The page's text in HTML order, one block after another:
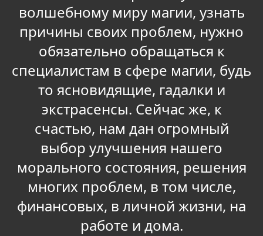
волшебному миру магии, узнать
причины своих проблем, нужно
обязательно обращаться к
специалистам в сфере магии, будь
то ясновидящие, гадалки и
экстрасенсы. Сейчас же, к
счастью, нам дан огромный
выбор улучшения нашего
морального состояния, решения
многих проблем, в том числе,
финансовых, в личной жизни, на
работе и дома.